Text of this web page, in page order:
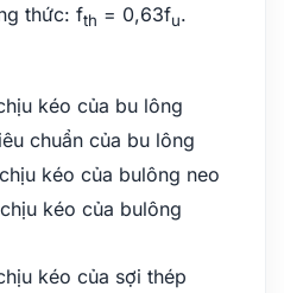
thức: fth = 0,63fu.
kéo của bu lông
chuẩn của bu lông
kéo của bulông neo
kéo của bulông
kéo của sợi thép